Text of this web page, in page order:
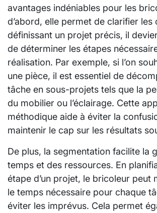
avantages indéniables pour les
d’abord, elle permet de clarifier les
définissant un projet précis, il
de déterminer les étapes
réalisation. Par exemple, si l’on
une pièce, il est essentiel de
tâche en sous-projets tels que la
du mobilier ou l’éclairage. Cette
méthodique aide à éviter la
maintenir le cap sur les résultats
De plus, la segmentation facilite la
temps et des ressources. En
étape d’un projet, le bricoleur peut
le temps nécessaire pour chaque
éviter les imprévus. Cela permet